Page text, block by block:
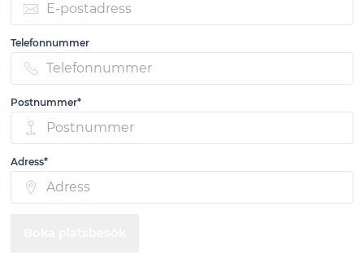
Telefonnummer
Postnummer*
Adress*